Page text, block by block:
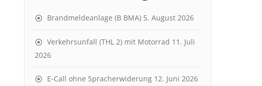
Brandmeldeanlage (B BMA) 5. August 2026
Verkehrsunfall (THL 2) mit Motorrad 11. Juli
2026
E-Call ohne Spracherwiderung 12. Juni 2026